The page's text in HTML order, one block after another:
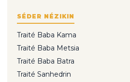
SÉDER NÉZIKIN
Traité Baba Kama
Traité Baba Metsia
Traité Baba Batra
Traité Sanhedrin